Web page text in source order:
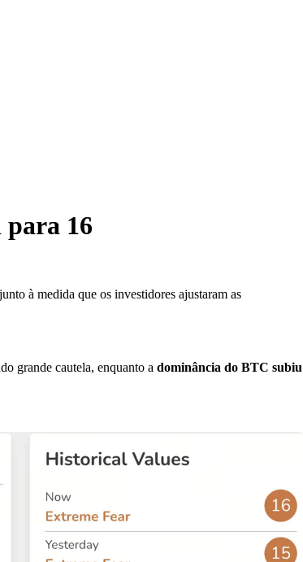
16
à medida que os investidores ajustaram as
grande cautela, enquanto a dominância do BTC subiu